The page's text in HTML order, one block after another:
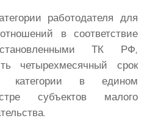
работодателя для
в соответствие
ТК РФ,
четырехмесячный срок
в едином
субъектов малого